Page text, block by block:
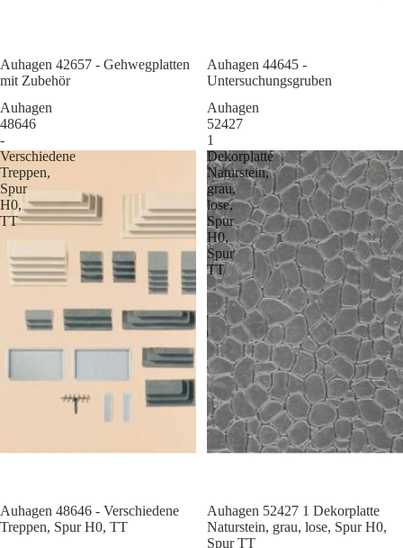
Auhagen 42657 - Gehwegplatten
mit Zubehör
Sale
Auhagen 44645 -
Untersuchungsgruben
Auhagen
48646
-
Verschiedene
Treppen,
Spur
H0,
TT
Auhagen 48646 - Verschiedene
Treppen, Spur H0, TT
Auhagen
52427
1
Dekorplatte
Naturstein,
grau,
lose,
Spur
H0,
Spur
TT
Auhagen 52427 1 Dekorplatte
Naturstein, grau, lose, Spur H0,
Spur TT